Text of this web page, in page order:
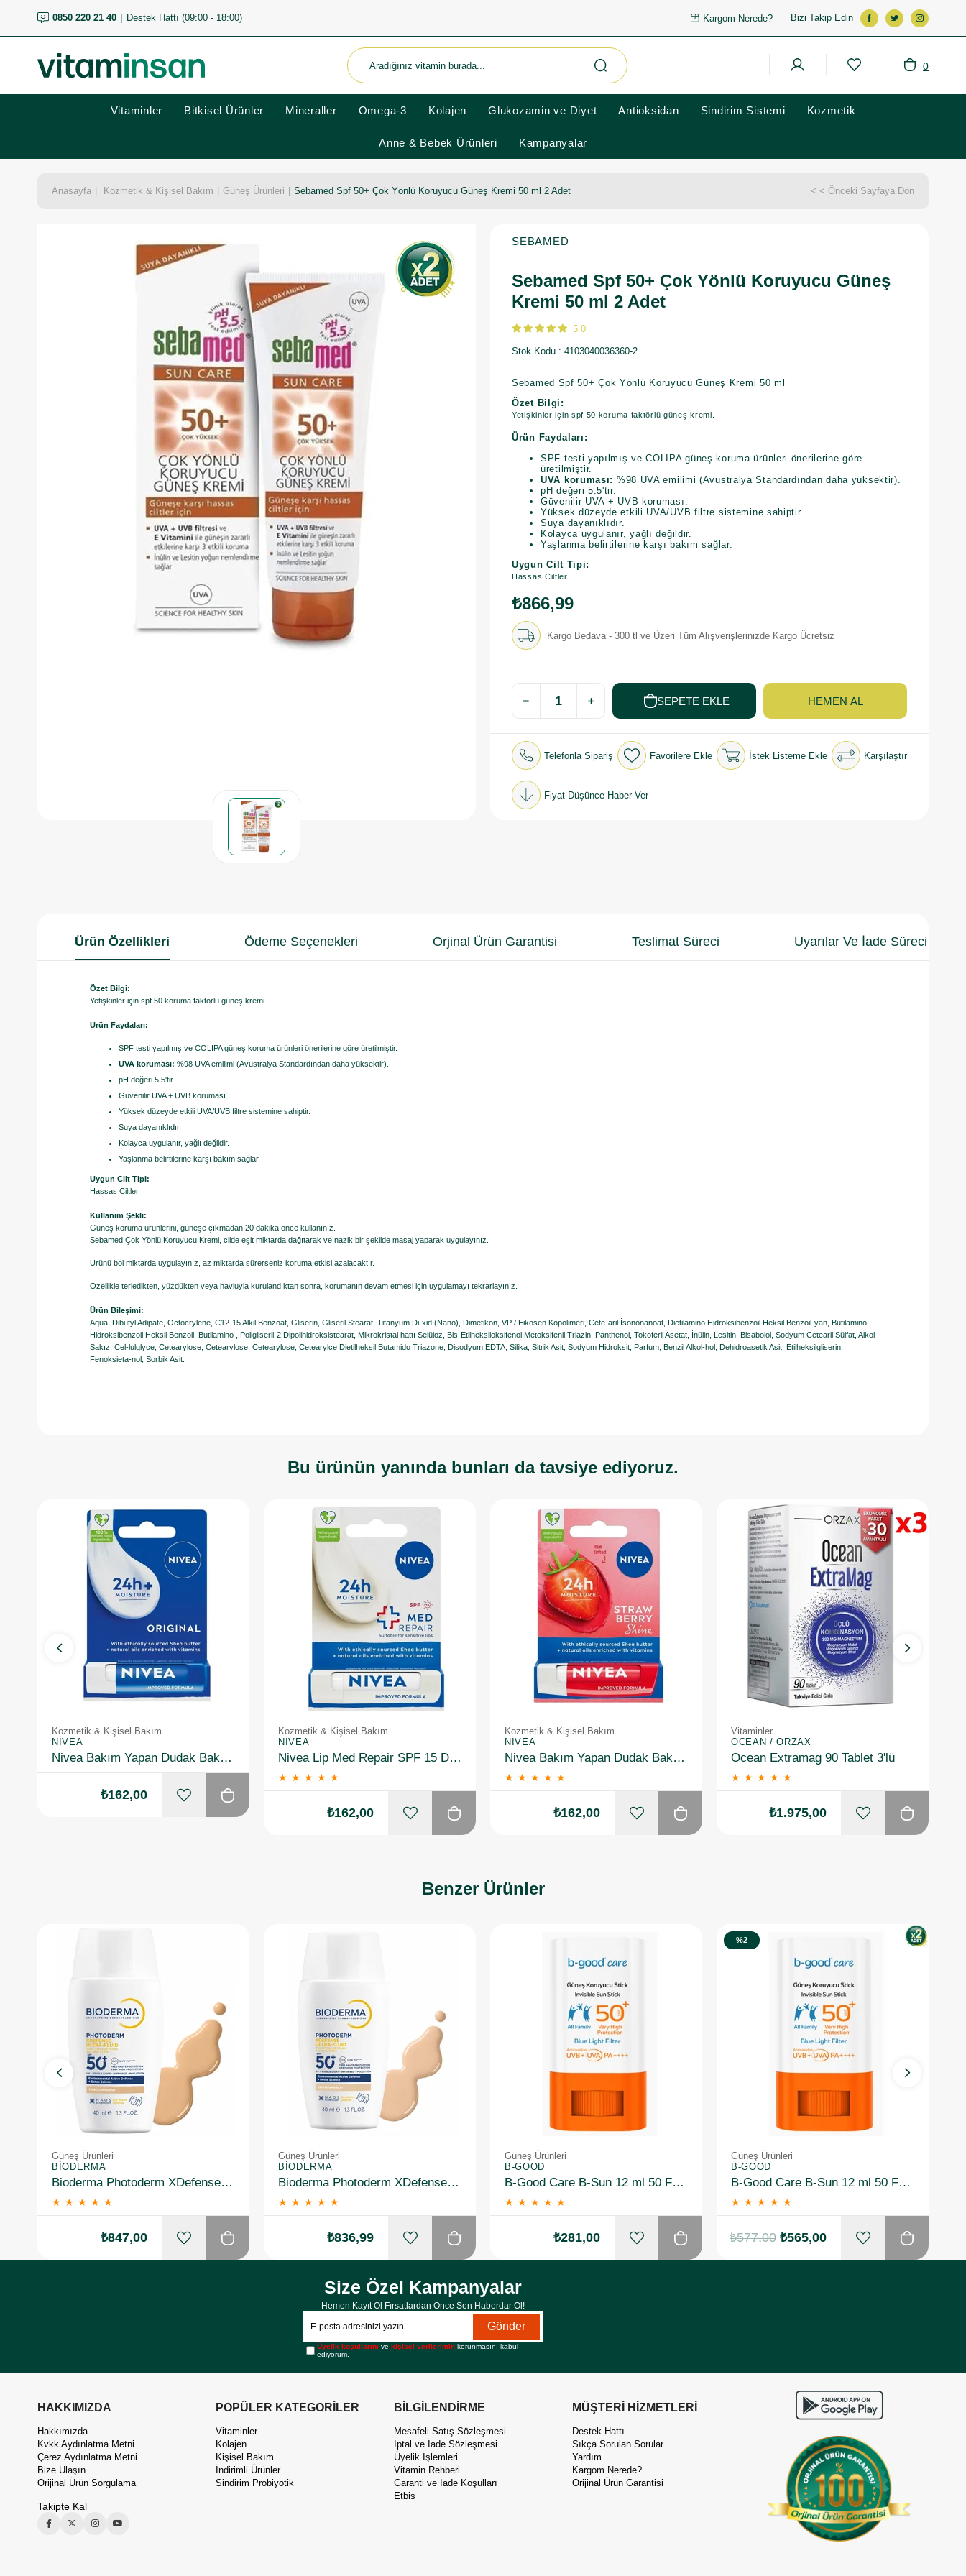
0850 220 21 40 Destek Hattı (09:00 - 18:00) Kargom Nerede? Bizi Takip Edin
0
Vitaminler Bitkisel Ürünler Mineraller Omega-3 Kolajen Glukozamin ve Diyet Antioksidan Sindirim Sistemi Kozmetik
Anne & Bebek Ürünleri Kampanyalar
Anasayfa Kozmetik & Kişisel Bakım Güneş Ürünleri Sebamed Spf 50+ Çok Yönlü Koruyucu Güneş Kremi 50 ml 2 Adet < < Önceki Sayfaya Dön
SEBAMED
Sebamed Spf 50+ Çok Yönlü Koruyucu Güneş
Kremi 50 ml 2 Adet
5.0
Stok Kodu 4103040036360-2
Sebamed Spf 50+ Çok Yönlü Koruyucu Güneş Kremi 50 ml
Özet Bilgi:
Yetişkinler için spf 50 koruma faktörlü güneş kremi.
Ürün Faydaları:
SPF testi yapılmış ve COLIPA güneş koruma ürünleri önerilerine göre
üretilmiştir.
UVA koruması: %98 UVA emilimi (Avustralya Standardından daha yüksektir).
pH değeri 5.5'tir.
Güvenilir UVA + UVB koruması.
Yüksek düzeyde etkili UVA/UVB filtre sistemine sahiptir.
Suya dayanıklıdır.
Kolayca uygulanır, yağlı değildir.
Yaşlanma belirtilerine karşı bakım sağlar.
Uygun Cilt Tipi:
Hassas Ciltler
₺866,99
Kargo Bedava - 300 tl ve Üzeri Tüm Alışverişlerinizde Kargo Ücretsiz
Telefonla Sipariş Favorilere Ekle İstek Listeme Ekle Karşılaştır
Fiyat Düşünce Haber Ver
Ürün Özellikleri Ödeme Seçenekleri Orjinal Ürün Garantisi Teslimat Süreci Uyarılar Ve İade Süreci
Özet Bilgi:
Yetişkinler için spf 50 koruma faktörlü güneş kremi.
Ürün Faydaları:
SPF testi yapılmış ve COLIPA güneş koruma ürünleri önerilerine göre üretilmiştir.
UVA koruması: %98 UVA emilimi (Avustralya Standardından daha yüksektir).
pH değeri 5.5'tir.
Güvenilir UVA + UVB koruması.
Yüksek düzeyde etkili UVA/UVB filtre sistemine sahiptir.
Suya dayanıklıdır.
Kolayca uygulanır, yağlı değildir.
Yaşlanma belirtilerine karşı bakım sağlar.
Uygun Cilt Tipi:
Hassas Ciltler
Kullanım Şekli:
Güneş koruma ürünlerini, güneşe çıkmadan 20 dakika önce kullanınız.
Sebamed Çok Yönlü Koruyucu Kremi, cilde eşit miktarda dağıtarak ve nazik bir şekilde masaj yaparak uygulayınız.
Ürünü bol miktarda uygulayınız, az miktarda sürerseniz koruma etkisi azalacaktır.
Özellikle terledikten, yüzdükten veya havluyla kurulandıktan sonra, korumanın devam etmesi için uygulamayı tekrarlayınız.
Ürün Bileşimi:
Aqua, Dibutyl Adipate, Octocrylene, C12-15 Alkil Benzoat, Gliserin, Gliseril Stearat, Titanyum Di-xid (Nano), Dimetikon, VP / Eikosen Kopolimeri, Cete-aril İsononanoat, Dietilamino Hidroksibenzoil Heksil Benzoil-yan, Butilamino
Hidroksibenzoil Heksil Benzoil, Butilamino , Poligliseril-2 Dipolihidroksistearat, Mikrokristal hattı Selüloz, Bis-Etilheksiloksifenol Metoksifenil Triazin, Panthenol, Tokoferil Asetat, İnülin, Lesitin, Bisabolol, Sodyum Cetearil Sülfat, Alkol
Sakız, Cel-lulglyce, Cetearylose, Cetearylose, Cetearylose, Cetearylce Dietilheksil Butamido Triazone, Disodyum EDTA, Silika, Sitrik Asit, Sodyum Hidroksit, Parfum, Benzil Alkol-hol, Dehidroasetik Asit, Etilheksilgliserin,
Fenoksieta-nol, Sorbik Asit.
Bu ürünün yanında bunları da tavsiye ediyoruz.
Kozmetik & Kişisel Bakım
NIVEA
Nivea Bakım Yapan Dudak Bakım Kremi Orginal 4,8 gr
₺162,00
Kozmetik & Kişisel Bakım
NIVEA
Nivea Lip Med Repair SPF 15 Dudak Bakım Kremi 4,8gr
★ ★ ★ ★ ★
₺162,00
Kozmetik & Kişisel Bakım
NIVEA
Nivea Bakım Yapan Dudak Bakım Kremi Straw Berry 4,8 gr
★ ★ ★ ★ ★
₺162,00
Vitaminler
OCEAN / ORZAX
Ocean Extramag 90 Tablet 3'lü
★ ★ ★ ★ ★
₺1.975,00
Benzer Ürünler
Güneş Ürünleri
BIODERMA
Bioderma Photoderm XDefense Ultra Fluid Light 40 ml 50 Faktör Renkli Güneş Kremi
★ ★ ★ ★ ★
₺847,00
Güneş Ürünleri
BIODERMA
Bioderma Photoderm XDefense Ultra Fluid Very Light 40 ml 50 Faktör Renkli Güneş Kremi
★ ★ ★ ★ ★
₺836,99
Güneş Ürünleri
B-GOOD
B-Good Care B-Sun 12 ml 50 Faktör Güneş Koruyucu Stick
★ ★ ★ ★ ★
₺281,00
Güneş Ürünleri
B-GOOD
B-Good Care B-Sun 12 ml 50 Faktör Güneş Koruyucu Stick 2 Adet
★ ★ ★ ★ ★
%2
₺565,00
₺577,00
Size Özel Kampanyalar
Hemen Kayıt Ol Fırsatlardan Önce Sen Haberdar Ol!
Gönder
Üyelik koşullarını vekişisel verilerimin korunmasını kabul
ediyorum.
HAKKIMIZDA
Hakkımızda
Kvkk Aydınlatma Metni
Çerez Aydınlatma Metni
Bize Ulaşın
Orijinal Ürün Sorgulama
Takipte Kal
POPÜLER KATEGORİLER
Vitaminler
Kolajen
Kişisel Bakım
İndirimli Ürünler
Sindirim Probiyotik
BİLGİLENDİRME
Mesafeli Satış Sözleşmesi
İptal ve İade Sözleşmesi
Üyelik İşlemleri
Vitamin Rehberi
Garanti ve İade Koşulları
Etbis
MÜŞTERİ HİZMETLERİ
Destek Hattı
Sıkça Sorulan Sorular
Yardım
Kargom Nerede?
Orijinal Ürün Garantisi